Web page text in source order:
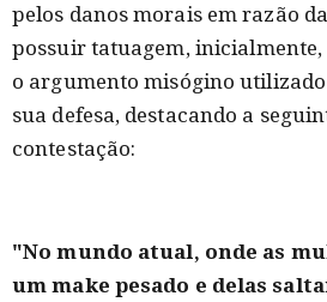
pelos danos morais em razão
possuir tatuagem,
o argumento misógino
sua defesa, destacando a
contestação:
"No mundo atual, onde as
um make pesado e delas